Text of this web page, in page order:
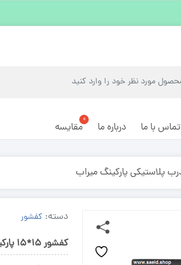
تماس با ما درباره ما مقایسه
دسته: کفشور
کفشور ۱۵*۱۵ پارکینگی درب پلاستیکی پارکینگ میراب